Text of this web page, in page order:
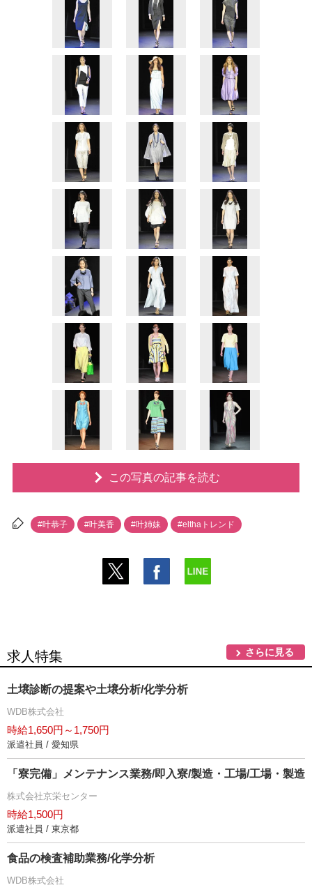
この写真の記事を読む
#叶恭子 #叶美香 #叶姉妹 #elthaトレンド
求人特集 さらに見る
土壌診断の提案や土壌分析/化学分析
WDB株式会社
時給1,650円～1,750円
派遣社員 / 愛知県
「寮完備」メンテナンス業務/即入寮/製造・工場/工場・製造
株式会社京栄センター
時給1,500円
派遣社員 / 東京都
食品の検査補助業務/化学分析
WDB株式会社